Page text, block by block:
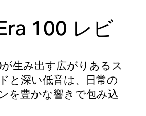
100 レビ
生み出す広がりあるス
と深い低音は、日常の
を豊かな響きで包み込